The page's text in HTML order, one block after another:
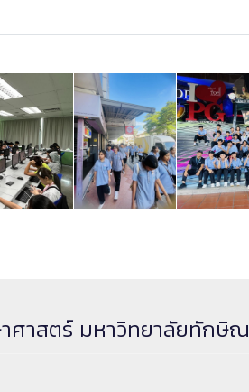
ศาสตร์ มหาวิทยาลัยทักษิณ